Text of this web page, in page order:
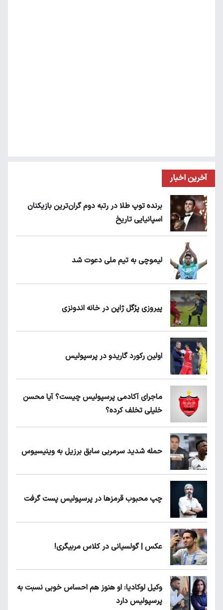
آخرین اخبار
برنده توپ طلا در رتبه دوم گران‌ترین بازیکنان
اسپانیایی تاریخ
لیموچی به تیم ملی دعوت شد
پیروزی پرُگل ژاپن در خانه اندونزی
اولین رکورد گاریدو در پرسپولیس
ماجرای آکادمی پرسپولیس چیست؟ آیا محسن
خلیلی تخلف کرده؟
حمله شدید سرمربی سابق برزیل به وینیسیوس
چپ محبوب قرمزها در پرسپولیس پست گرفت
عکس | گولسیانی در کلاس مربیگری!
وکیل لوکادیا: او هنوز هم احساس خوبی نسبت به
پرسپولیس دارد